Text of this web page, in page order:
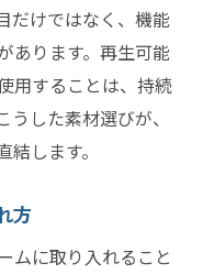
だけではなく、機能
あります。再生可能
用することは、持続
した素材選びが、
します。
方
ムに取り入れること